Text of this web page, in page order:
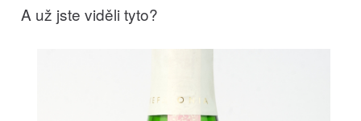
A už jste viděli tyto?